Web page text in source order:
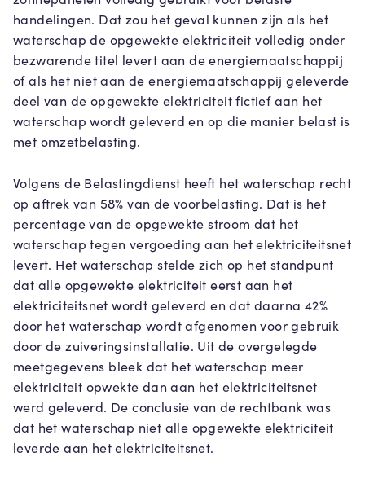
handelingen. Dat zou het geval kunnen zijn als het
waterschap de opgewekte elektriciteit volledig onder
bezwarende titel levert aan de energiemaatschappij
of als het niet aan de energiemaatschappij geleverde
deel van de opgewekte elektriciteit fictief aan het
waterschap wordt geleverd en op die manier belast is
met omzetbelasting.
Volgens de Belastingdienst heeft het waterschap recht
op aftrek van 58% van de voorbelasting. Dat is het
percentage van de opgewekte stroom dat het
waterschap tegen vergoeding aan het elektriciteitsnet
levert. Het waterschap stelde zich op het standpunt
dat alle opgewekte elektriciteit eerst aan het
elektriciteitsnet wordt geleverd en dat daarna 42%
door het waterschap wordt afgenomen voor gebruik
door de zuiveringsinstallatie. Uit de overgelegde
meetgegevens bleek dat het waterschap meer
elektriciteit opwekte dan aan het elektriciteitsnet
werd geleverd. De conclusie van de rechtbank was
dat het waterschap niet alle opgewekte elektriciteit
leverde aan het elektriciteitsnet.